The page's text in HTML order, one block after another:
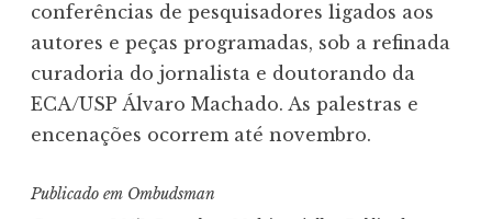
conferências de pesquisadores ligados aos
autores e peças programadas, sob a refinada
curadoria do jornalista e doutorando da
ECA/USP Álvaro Machado. As palestras e
encenações ocorrem até novembro.
Publicado em Ombudsman